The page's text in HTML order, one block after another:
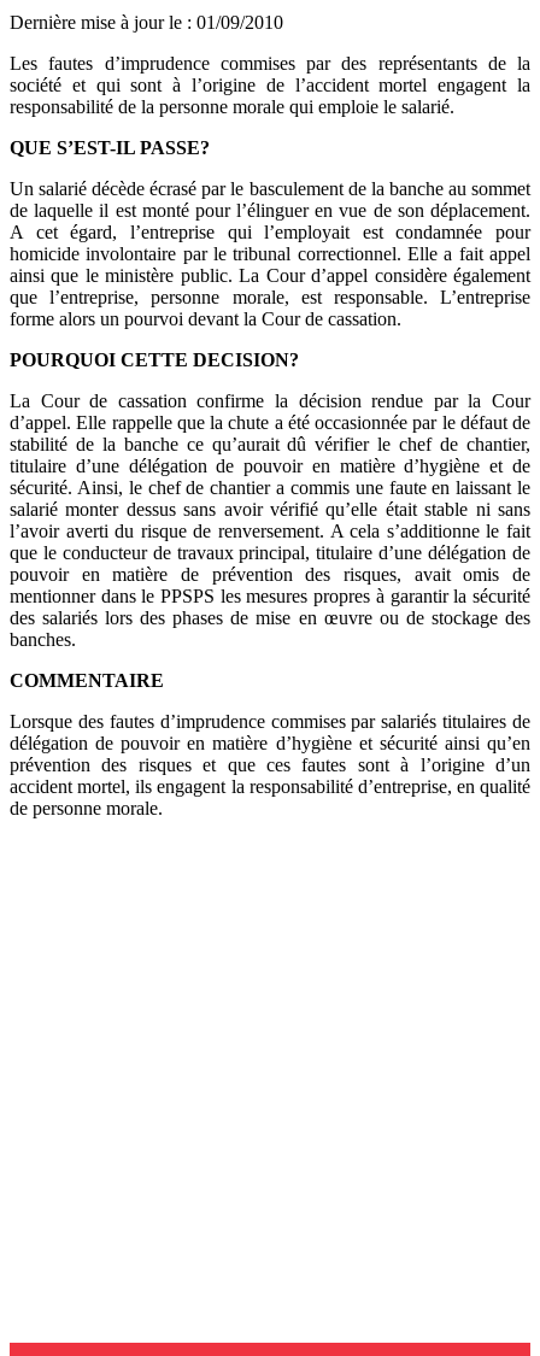
Dernière mise à jour le : 01/09/2010
Les fautes d’imprudence commises par des représentants de la
société et qui sont à l’origine de l’accident mortel engagent la
responsabilité de la personne morale qui emploie le salarié.
QUE S’EST-IL PASSE?
Un salarié décède écrasé par le basculement de la banche au sommet
de laquelle il est monté pour l’élinguer en vue de son déplacement.
A cet égard, l’entreprise qui l’employait est condamnée pour
homicide involontaire par le tribunal correctionnel. Elle a fait appel
ainsi que le ministère public. La Cour d’appel considère également
que l’entreprise, personne morale, est responsable. L’entreprise
forme alors un pourvoi devant la Cour de cassation.
POURQUOI CETTE DECISION?
La Cour de cassation confirme la décision rendue par la Cour
d’appel. Elle rappelle que la chute a été occasionnée par le défaut de
stabilité de la banche ce qu’aurait dû vérifier le chef de chantier,
titulaire d’une délégation de pouvoir en matière d’hygiène et de
sécurité. Ainsi, le chef de chantier a commis une faute en laissant le
salarié monter dessus sans avoir vérifié qu’elle était stable ni sans
l’avoir averti du risque de renversement. A cela s’additionne le fait
que le conducteur de travaux principal, titulaire d’une délégation de
pouvoir en matière de prévention des risques, avait omis de
mentionner dans le PPSPS les mesures propres à garantir la sécurité
des salariés lors des phases de mise en œuvre ou de stockage des
banches.
COMMENTAIRE
Lorsque des fautes d’imprudence commises par salariés titulaires de
délégation de pouvoir en matière d’hygiène et sécurité ainsi qu’en
prévention des risques et que ces fautes sont à l’origine d’un
accident mortel, ils engagent la responsabilité d’entreprise, en qualité
de personne morale.